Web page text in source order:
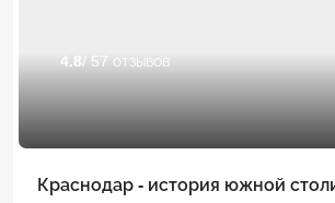
4.8/ 57 отзывов
Краснодар - история южной